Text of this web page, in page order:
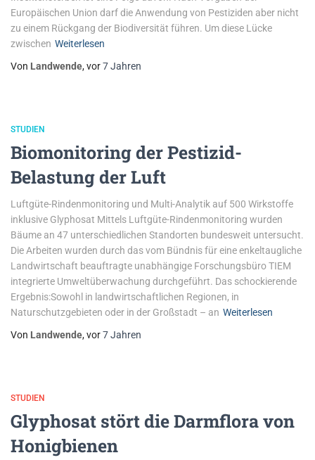
Europäischen Union darf die Anwendung von Pestiziden aber nicht
zu einem Rückgang der Biodiversität führen. Um diese Lücke
zwischen Weiterlesen
Von Landwende, vor7 Jahren
STUDIEN
Biomonitoring der Pestizid-
Belastung der Luft
Luftgüte-Rindenmonitoring und Multi-Analytik auf 500 Wirkstoffe
inklusive Glyphosat Mittels Luftgüte-Rindenmonitoring wurden
Bäume an 47 unterschiedlichen Standorten bundesweit untersucht.
Die Arbeiten wurden durch das vom Bündnis für eine enkeltaugliche
Landwirtschaft beauftragte unabhängige Forschungsbüro TIEM
integrierte Umweltüberwachung durchgeführt. Das schockierende
Ergebnis:Sowohl in landwirtschaftlichen Regionen, in
Naturschutzgebieten oder in der Großstadt – an Weiterlesen
Von Landwende, vor7 Jahren
STUDIEN
Glyphosat stört die Darmflora von
Honigbienen